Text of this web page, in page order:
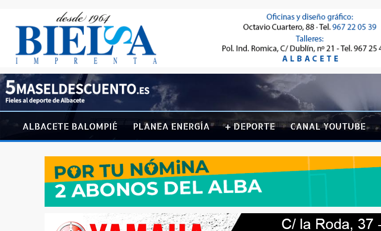
ALBACETE BALOMPIÉ PLANEA ENERGÍA + DEPORTE CANAL YOUTUBE